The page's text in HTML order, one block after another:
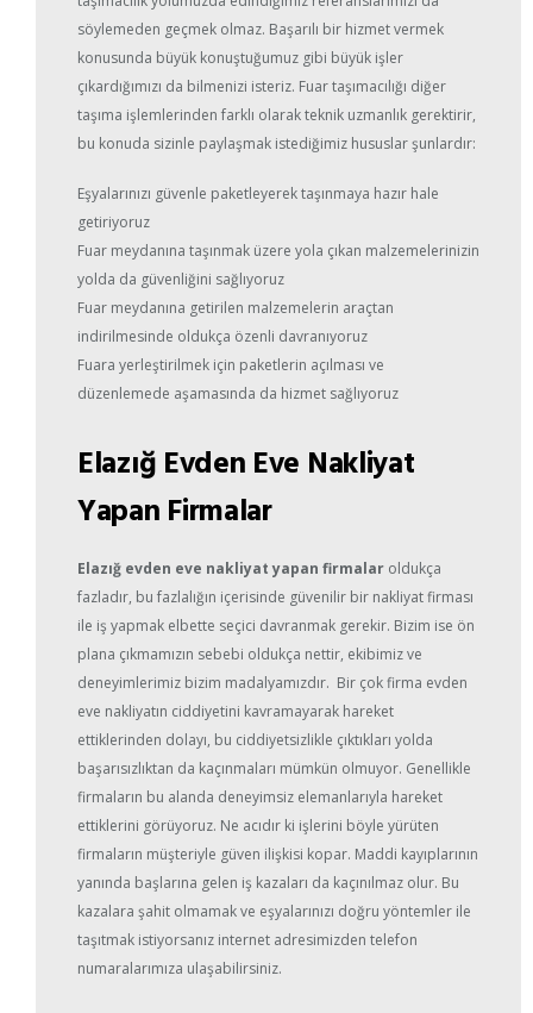
söylemeden geçmek olmaz. Başarılı bir hizmet vermek
konusunda büyük konuştuğumuz gibi büyük işler
çıkardığımızı da bilmenizi isteriz. Fuar taşımacılığı diğer
taşıma işlemlerinden farklı olarak teknik uzmanlık gerektirir,
bu konuda sizinle paylaşmak istediğimiz hususlar şunlardır:
Eşyalarınızı güvenle paketleyerek taşınmaya hazır hale
getiriyoruz
Fuar meydanına taşınmak üzere yola çıkan malzemelerinizin
yolda da güvenliğini sağlıyoruz
Fuar meydanına getirilen malzemelerin araçtan
indirilmesinde oldukça özenli davranıyoruz
Fuara yerleştirilmek için paketlerin açılması ve
düzenlemede aşamasında da hizmet sağlıyoruz
Elazığ Evden Eve Nakliyat
Yapan Firmalar
Elazığ evden eve nakliyat yapan firmalar oldukça
fazladır, bu fazlalığın içerisinde güvenilir bir nakliyat firması
ile iş yapmak elbette seçici davranmak gerekir. Bizim ise ön
plana çıkmamızın sebebi oldukça nettir, ekibimiz ve
deneyimlerimiz bizim madalyamızdır. Bir çok firma evden
eve nakliyatın ciddiyetini kavramayarak hareket
ettiklerinden dolayı, bu ciddiyetsizlikle çıktıkları yolda
başarısızlıktan da kaçınmaları mümkün olmuyor. Genellikle
firmaların bu alanda deneyimsiz elemanlarıyla hareket
ettiklerini görüyoruz. Ne acıdır ki işlerini böyle yürüten
firmaların müşteriyle güven ilişkisi kopar. Maddi kayıplarının
yanında başlarına gelen iş kazaları da kaçınılmaz olur. Bu
kazalara şahit olmamak ve eşyalarınızı doğru yöntemler ile
taşıtmak istiyorsanız internet adresimizden telefon
numaralarımıza ulaşabilirsiniz.